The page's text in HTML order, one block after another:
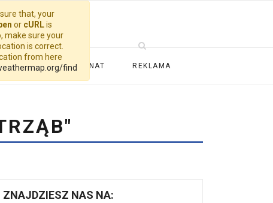
that, your
or cURLis
make sure your
is correct.
from here
find
GALERIA PATRONAT REKLAMA
ZNAJDZIESZ NAS NA: